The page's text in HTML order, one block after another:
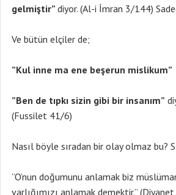
gelmiştir” diyor. (Al-i İmran 3/144)
Ve bütün elçiler de;
”Kul inne ma ene beşerun mislikum”
”Ben de tıpkı sizin gibi bir insanım”
(Fussilet 41/6)
Nasıl böyle sıradan bir olay olmaz bu?
”O’nun doğumunu anlamak biz
varlığımızı anlamak demektir.”